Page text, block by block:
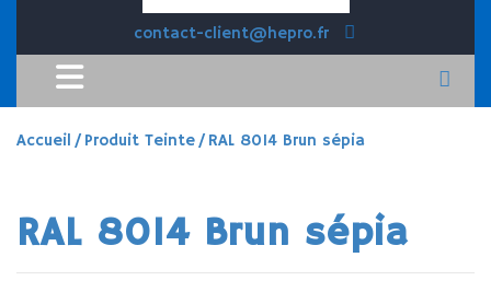
contact-client@hepro.fr
Accueil / Produit Teinte / RAL 8014 Brun sépia
RAL 8014 Brun sépia